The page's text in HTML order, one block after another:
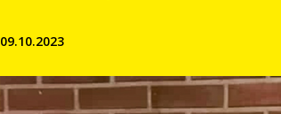
09.10.2023